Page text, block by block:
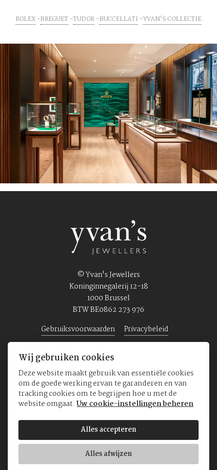
ROLEX BREGUET TUDOR BUCCELLATI YVAN'S COLLECTIE
© Yvan's Jewellers
Koninginnegalerij 12-18
1000 Brussel
BTW BE0862 273 976
Gebruiksvoorwaarden
Privacybeleid
Home Juwelen Horloges Over ons
Wij gebruiken cookies
Deze website maakt gebruik van essentiële cookies
om de goede werking ervan te garanderen en van
tracking cookies om te begrijpen hoe u met de
website omgaat.Uw cookie-instellingen beheren
Alles accepteren
Alles afwijzen